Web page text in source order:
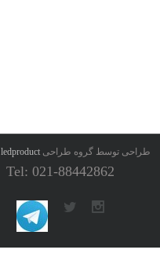
طراحی توسط گروه طراحی led4m :ledproduct
Tel: 021-88442862